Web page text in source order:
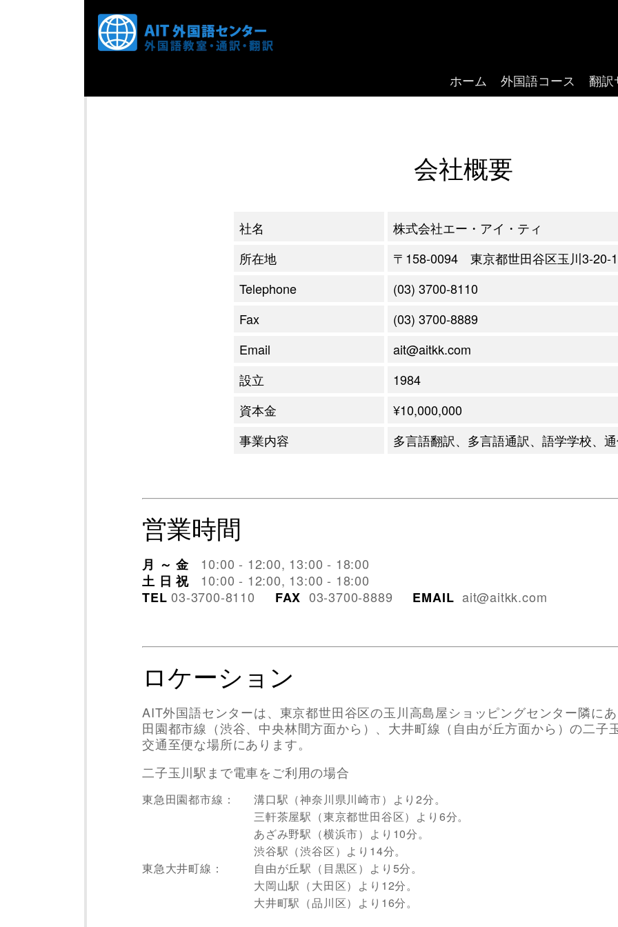
ホーム 外国語コース 翻訳
会社概要
社名
株式会社エー・アイ・ティ
所在地
〒158-0094 東京都世田谷区玉川3-
Telephone
(03) 3700-8110
Fax
(03) 3700-8889
Email
ait@aitkk.com
設立
1984
資本金
¥10,000,000
事業内容
多言語翻訳、多言語通訳、語学学校、
営業時間
月 ～ 金 10:00 - 12:00, 13:00 - 18:00
土 日 祝 10:00 - 12:00, 13:00 - 18:00
TEL 03-3700-8110 FAX 03-3700-8889 EMAIL ait@aitkk.com
ロケーション
AIT外国語センターは、東京都世田谷区の玉川高島屋ショッピングセンター隣に
田園都市線（渋谷、中央林間方面から）、大井町線（自由が丘方面から）の二子
交通至便な場所にあります。
二子玉川駅まで電車をご利用の場合
東急田園都市線：
溝口駅（神奈川県川崎市）より2分。
三軒茶屋駅（東京都世田谷区）より6分。
あざみ野駅（横浜市）より10分。
渋谷駅（渋谷区）より14分。
東急大井町線：
自由が丘駅（目黒区）より5分。
大岡山駅（大田区）より12分。
大井町駅（品川区）より16分。